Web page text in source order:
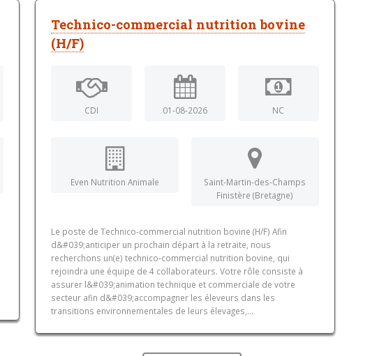
Technico-commercial nutrition bovine
(H/F)
CDI 01-08-2026 NC
Even Nutrition Animale
Saint-Martin-des-Champs
Finistère (Bretagne)
Le poste de Technico-commercial nutrition bovine (H/F) Afin
d&#039;anticiper un prochain départ à la retraite, nous
recherchons un(e) technico-commercial nutrition bovine, qui
rejoindra une équipe de 4 collaborateurs. Votre rôle consiste à
assurer l&#039;animation technique et commerciale de votre
secteur afin d&#039;accompagner les éleveurs dans les
transitions environnementales de leurs élevages,...